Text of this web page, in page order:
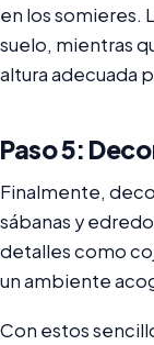
en los somieres.
suelo, mientras
altura adecuada
Paso 5:
Finalmente,
sábanas y
detalles como
un ambiente
Con estos